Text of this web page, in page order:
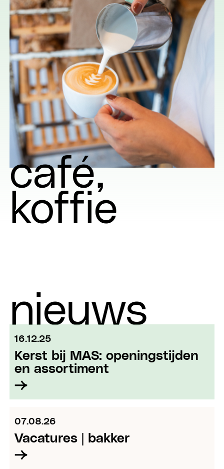
café
koffie
nieuws
16.12.25
Kerst bij MAS: openingstijden
en assortiment
07.08.26
Vacatures | bakker